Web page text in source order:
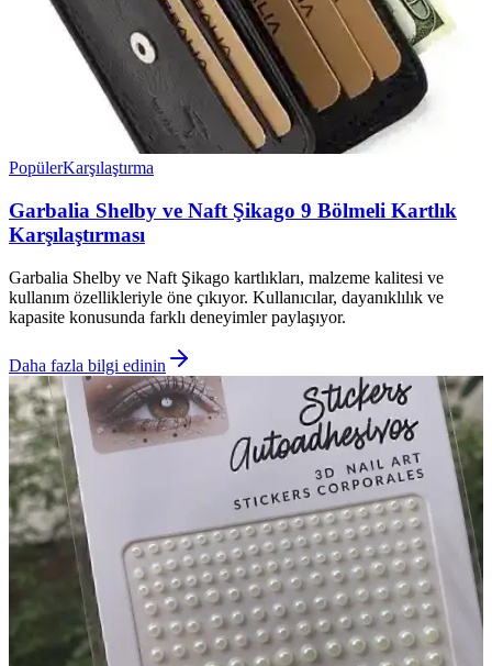
PopülerKarşılaştırma
Garbalia Shelby ve Naft Şikago 9 Bölmeli Kartlık
Karşılaştırması
Garbalia Shelby ve Naft Şikago kartlıkları, malzeme kalitesi ve
kullanım özellikleriyle öne çıkıyor. Kullanıcılar, dayanıklılık ve
kapasite konusunda farklı deneyimler paylaşıyor.
Daha fazla bilgi edinin